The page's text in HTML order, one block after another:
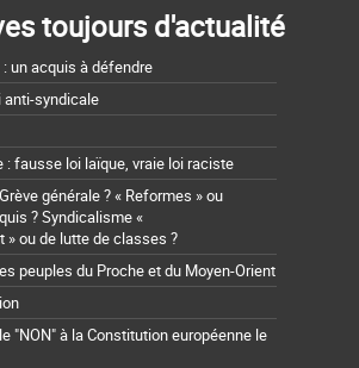
toujours d'actualité
un acquis à défendre
anti-syndicale
: fausse loi laïque, vraie loi raciste
générale ? « Reformes » ou
? Syndicalisme «
» ou de lutte de classes ?
peuples du Proche et du Moyen-Orient
"NON" à la Constitution européenne le